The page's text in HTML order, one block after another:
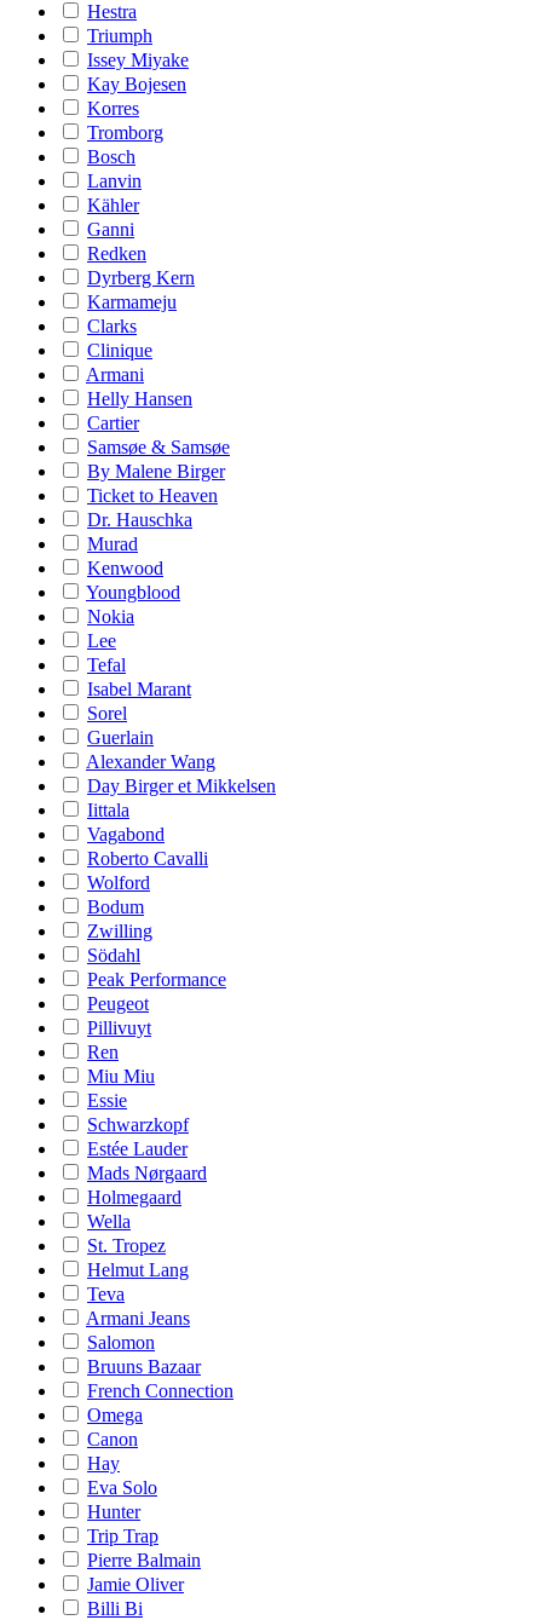
Hestra
Triumph
Issey Miyake
Kay Bojesen
Korres
Tromborg
Bosch
Lanvin
Kähler
Ganni
Redken
Dyrberg Kern
Karmameju
Clarks
Clinique
Armani
Helly Hansen
Cartier
Samsøe & Samsøe
By Malene Birger
Ticket to Heaven
Dr. Hauschka
Murad
Kenwood
Youngblood
Nokia
Lee
Tefal
Isabel Marant
Sorel
Guerlain
Alexander Wang
Day Birger et Mikkelsen
Iittala
Vagabond
Roberto Cavalli
Wolford
Bodum
Zwilling
Södahl
Peak Performance
Peugeot
Pillivuyt
Ren
Miu Miu
Essie
Schwarzkopf
Estée Lauder
Mads Nørgaard
Holmegaard
Wella
St. Tropez
Helmut Lang
Teva
Armani Jeans
Salomon
Bruuns Bazaar
French Connection
Omega
Canon
Hay
Eva Solo
Hunter
Trip Trap
Pierre Balmain
Jamie Oliver
Billi Bi